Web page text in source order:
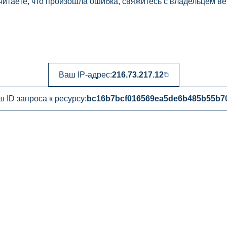
Ваш IP-адрес:216.73.217.12
ID запроса к ресурсу: